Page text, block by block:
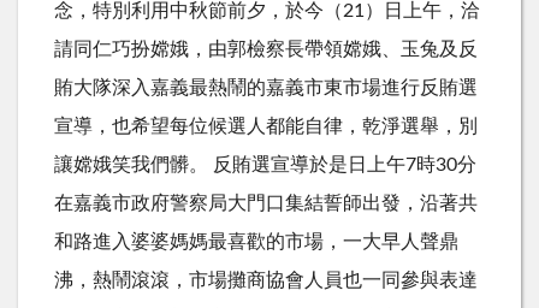
念，特別利用中秋節前夕，於今（21）日上午，洽
請同仁巧扮嫦娥，由郭檢察長帶領嫦娥、玉兔及反
賄大隊深入嘉義最熱鬧的嘉義市東市場進行反賄選
宣導，也希望每位候選人都能自律，乾淨選舉，別
讓嫦娥笑我們髒。 反賄選宣導於是日上午7時30分
在嘉義市政府警察局大門口集結誓師出發，沿著共
和路進入婆婆媽媽最喜歡的市場，一大早人聲鼎
沸，熱鬧滾滾，市場攤商協會人員也一同參與表達